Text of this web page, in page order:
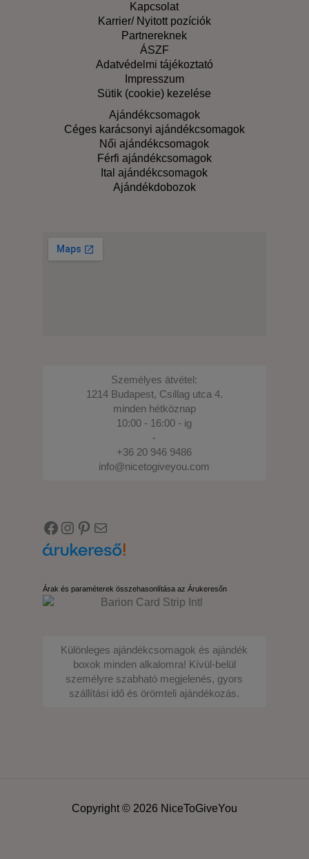
Kapcsolat
Karrier/ Nyitott pozíciók
Partnereknek
ÁSZF
Adatvédelmi tájékoztató
Impresszum
Sütik (cookie) kezelése
Ajándékcsomagok
Céges karácsonyi ajándékcsomagok
Női ajándékcsomagok
Férfi ajándékcsomagok
Ital ajándékcsomagok
Ajándékdobozok
Személyes átvétel:
1214 Budapest, Csillag utca 4.
minden hétköznap
10:00 - 16:00 - ig
-
+36 20 946 9486
info@nicetogiveyou.com
Facebook
Instagram
Pinterest
E-mail
Árak és paraméterek összehasonlítása az Árukeresőn
Különleges ajándékcsomagok és ajándék
boxok minden alkalomra! Kívül-belül
személyre szabható megjelenés, gyors
szállítási idő és örömteli ajándékozás.
Copyright © 2026 NiceToGiveYou